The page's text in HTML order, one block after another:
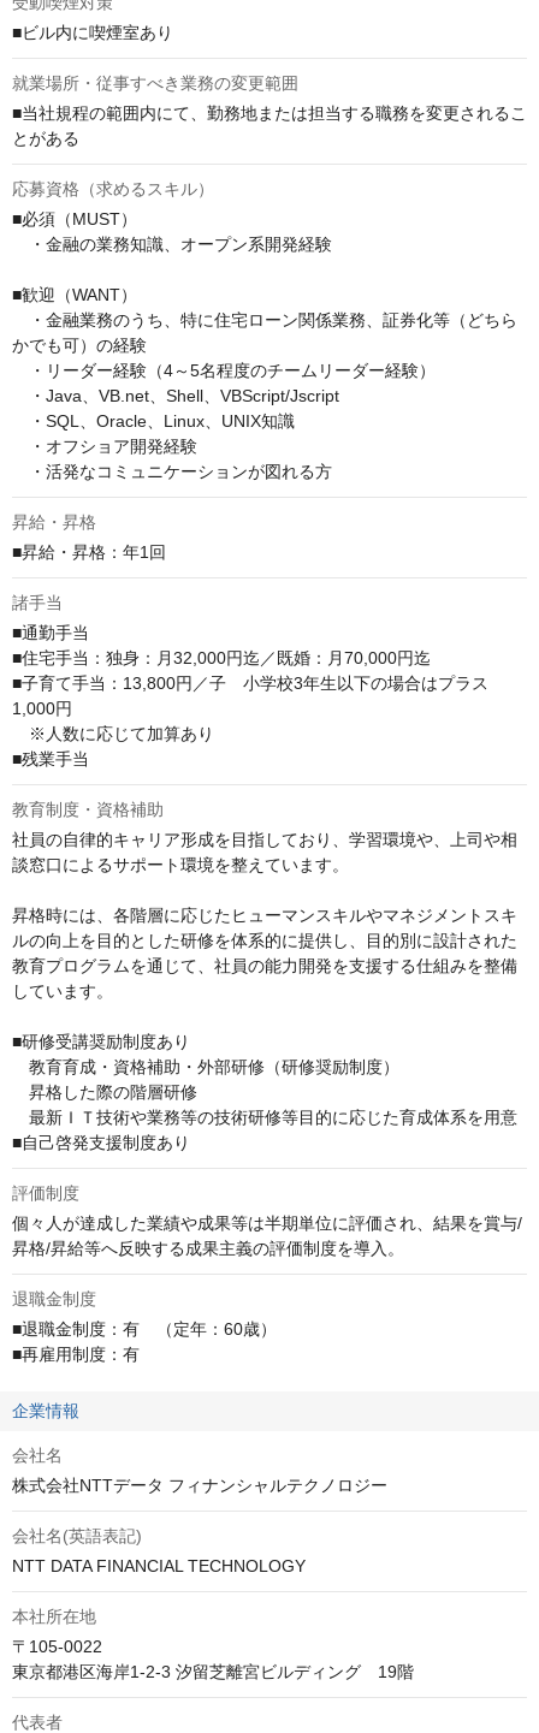
■ビル内に喫煙室あり
就業場所・従事すべき業務の変更範囲
■当社規程の範囲内にて、勤務地または担当する職務を変更されるこ
とがある
応募資格（求めるスキル）
■必須（MUST）
・金融の業務知識、オープン系開発経験
■歓迎（WANT）
・金融業務のうち、特に住宅ローン関係業務、証券化等（どちら
かでも可）の経験
・リーダー経験（4～5名程度のチームリーダー経験）
・Java、VB.net、Shell、VBScript/Jscript
・SQL、Oracle、Linux、UNIX知識
・オフショア開発経験
・活発なコミュニケーションが図れる方
昇給・昇格
■昇給・昇格：年1回
諸手当
■通勤手当
■住宅手当：独身：月32,000円迄／既婚：月70,000円迄
■子育て手当：13,800円／子　小学校3年生以下の場合はプラス
1,000円
※人数に応じて加算あり
■残業手当
教育制度・資格補助
社員の自律的キャリア形成を目指しており、学習環境や、上司や相
談窓口によるサポート環境を整えています。
昇格時には、各階層に応じたヒューマンスキルやマネジメントスキ
ルの向上を目的とした研修を体系的に提供し、目的別に設計された
教育プログラムを通じて、社員の能力開発を支援する仕組みを整備
しています。
■研修受講奨励制度あり
教育育成・資格補助・外部研修（研修奨励制度）
昇格した際の階層研修
最新ＩＴ技術や業務等の技術研修等目的に応じた育成体系を用意
■自己啓発支援制度あり
評価制度
個々人が達成した業績や成果等は半期単位に評価され、結果を賞与/
昇格/昇給等へ反映する成果主義の評価制度を導入。
退職金制度
■退職金制度：有　（定年：60歳）
■再雇用制度：有
企業情報
会社名
株式会社NTTデータ フィナンシャルテクノロジー
会社名(英語表記)
NTT DATA FINANCIAL TECHNOLOGY
本社所在地
〒105-0022
東京都港区海岸1-2-3 汐留芝離宮ビルディング　19階
代表者